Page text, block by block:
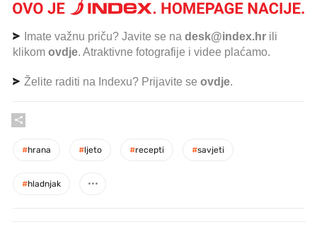
Imate važnu priču? Javite se na desk@index.hr ili
klikom ovdje. Atraktivne fotografije i videe plaćamo.
Želite raditi na Indexu? Prijavite se ovdje.
#hrana #ljeto #recepti #savjeti
#hladnjak